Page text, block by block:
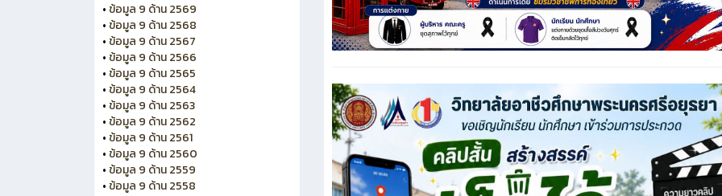
• ข้อมูล 9 ด้าน 2569
• ข้อมูล 9 ด้าน 2568
• ข้อมูล 9 ด้าน 2567
• ข้อมูล 9 ด้าน 2566
• ข้อมูล 9 ด้าน 2565
• ข้อมูล 9 ด้าน 2564
• ข้อมูล 9 ด้าน 2563
• ข้อมูล 9 ด้าน 2562
• ข้อมูล 9 ด้าน 2561
• ข้อมูล 9 ด้าน 2560
• ข้อมูล 9 ด้าน 2559
• ข้อมูล 9 ด้าน 2558